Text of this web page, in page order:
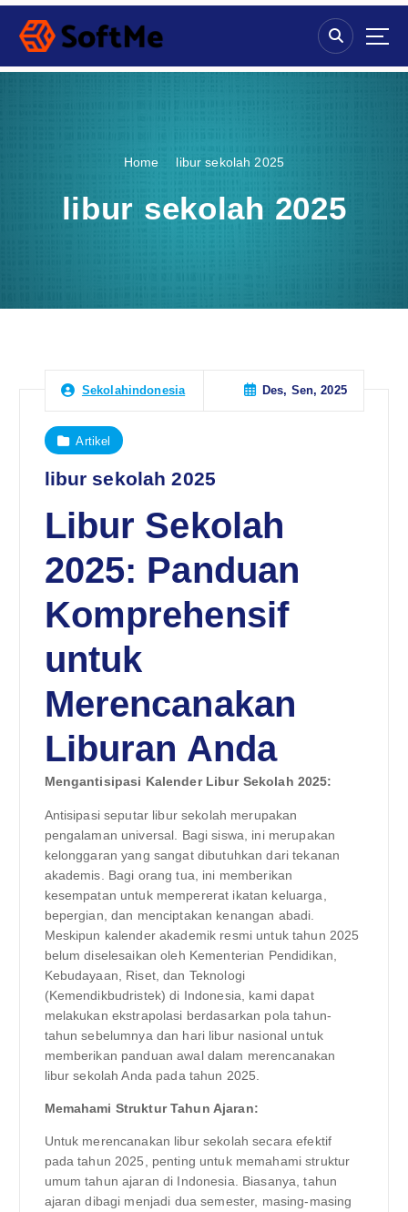
S
p
Home libur sekolah 2025
libur sekolah 2025
Sekolahindonesia Des, Sen, 2025
Artikel
libur sekolah 2025
Libur Sekolah
2025: Panduan
Komprehensif
untuk
Merencanakan
Liburan Anda
Mengantisipasi Kalender Libur Sekolah 2025:
Antisipasi seputar libur sekolah merupakan
pengalaman universal. Bagi siswa, ini merupakan
kelonggaran yang sangat dibutuhkan dari tekanan
akademis. Bagi orang tua, ini memberikan
kesempatan untuk mempererat ikatan keluarga,
bepergian, dan menciptakan kenangan abadi.
Meskipun kalender akademik resmi untuk tahun 2025
belum diselesaikan oleh Kementerian Pendidikan,
Kebudayaan, Riset, dan Teknologi
(Kemendikbudristek) di Indonesia, kami dapat
melakukan ekstrapolasi berdasarkan pola tahun-
tahun sebelumnya dan hari libur nasional untuk
memberikan panduan awal dalam merencanakan
libur sekolah Anda pada tahun 2025.
Memahami Struktur Tahun Ajaran:
Untuk merencanakan libur sekolah secara efektif
pada tahun 2025, penting untuk memahami struktur
umum tahun ajaran di Indonesia. Biasanya, tahun
ajaran dibagi menjadi dua semester, masing-masing